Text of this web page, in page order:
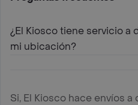
¿El Kiosco tiene servicio a
mi ubicación?
Si, El Kiosco hace envíos